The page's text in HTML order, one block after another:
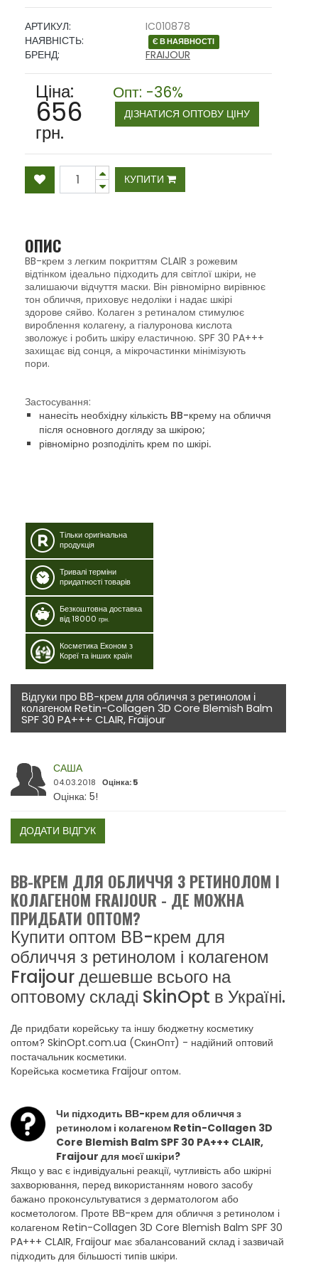
АРТИКУЛ:
IC010878
НАЯВНІСТЬ:
Є В НАЯВНОСТІ
БРЕНД: FRAIJOUR
Ціна:
656
грн.
Опт: -36%
ДІЗНАТИСЯ ОПТОВУ ЦІНУ
КУПИТИ
ОПИС
BB-крем з легким покриттям CLAIR з рожевим
відтінком ідеально підходить для світлої шкіри, не
залишаючи відчуття маски. Він рівномірно вирівнює
тон обличчя, приховує недоліки і надає шкірі
здорове сяйво. Колаген з ретиналом стимулює
вироблення колагену, а гіалуронова кислота
зволожує і робить шкіру еластичною. SPF 30 PA+++
захищає від сонця, а мікрочастинки мінімізують
пори.
Застосування:
нанесіть необхідну кількість BB-крему на обличчя
після основного догляду за шкірою;
рівномірно розподіліть крем по шкірі.
Тільки оригінальна
продукція
Тривалі терміни
придатності товарів
Безкоштовна доставка
від 18000 грн.
Косметика Економ з
Кореї та інших країн
Відгуки про ВВ-крем для обличчя з ретинолом і
колагеном Retin-Collagen 3D Core Blemish Balm
SPF 30 PA+++ CLAIR, Fraijour
САША
04.03.2018 Оцінка: 5
Оцінка: 5!
ДОДАТИ ВІДГУК
ВВ-КРЕМ ДЛЯ ОБЛИЧЧЯ З РЕТИНОЛОМ І
КОЛАГЕНОМ FRAIJOUR - ДЕ МОЖНА
ПРИДБАТИ ОПТОМ?
Купити оптом ВВ-крем для
обличчя з ретинолом і колагеном
Fraijour дешевше всього на
оптовому складі SkinOpt в Україні.
Де придбати корейську та іншу бюджетну косметику
оптом? SkinOpt.com.ua (СкинОпт) - надійний оптовий
постачальник косметики.
Корейська косметика Fraijour оптом.
Чи підходить ВВ-крем для обличчя з
ретинолом і колагеном Retin-Collagen 3D
Core Blemish Balm SPF 30 PA+++ CLAIR,
Fraijour для моєї шкіри?
Якщо у вас є індивідуальні реакції, чутливість або шкірні
захворювання, перед використанням нового засобу
бажано проконсультуватися з дерматологом або
косметологом. Проте ВВ-крем для обличчя з ретинолом і
колагеном Retin-Collagen 3D Core Blemish Balm SPF 30
PA+++ CLAIR, Fraijour має збалансований склад і зазвичай
підходить для більшості типів шкіри.